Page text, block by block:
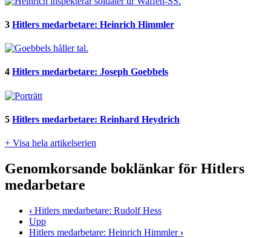
3 Hitlers medarbetare: Heinrich Himmler
4 Hitlers medarbetare: Joseph Goebbels
5 Hitlers medarbetare: Reinhard Heydrich
+ Visa hela artikelserien
Genomkorsande boklänkar för Hitlers
medarbetare
‹ Hitlers medarbetare: Rudolf Hess
Upp
Hitlers medarbetare: Heinrich Himmler ›